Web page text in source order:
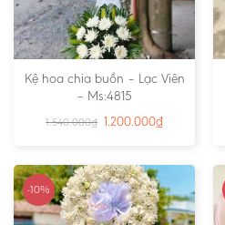
Kệ hoa chia buồn – Lạc Viên
– Ms:4815
1.540.000₫ 1.200.000₫
-10%